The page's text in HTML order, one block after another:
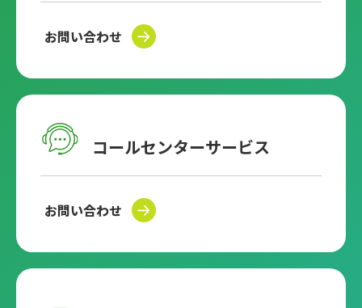
お問い合わせ
コールセンターサービス
お問い合わせ